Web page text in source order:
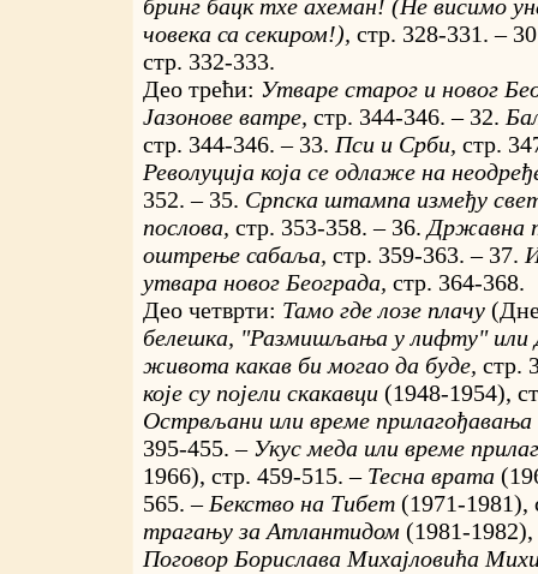
бринг бацк тхе аxеман! (Не висимо
човека са секиром!), стр. 328-331. –
стр. 332-333.
Део трећи: Утваре старог и новог
Јазонове ватре, стр. 344-346. – 32.
стр. 344-346. – 33. Пси и Срби, стр.
Револуција која се одлаже на
352. – 35. Српска штампа између
послова, стр. 353-358. – 36. Државна
оштрење сабаља, стр. 359-363. – 37.
утвара новог Београда, стр. 364-368.
Део четврти: Тамо где лозе плачу
белешка, "Размишљања у лифту" или
живота какав би могао да буде, стр.
које су појели скакавци (1948-1954),
Острвљани или време прилагођавања
395-455. – Укус меда или време
1966), стр. 459-515. – Тесна врата
565. – Бекство на Тибет (1971-1981),
трагању за Атлантидом (1981-1982),
Поговор Борислава Михајловића